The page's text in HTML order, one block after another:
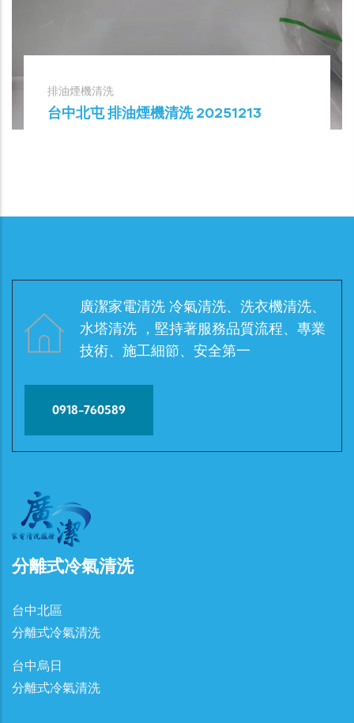
排油煙機清洗
台中北屯 排油煙機清洗 20251213
廣潔家電清洗 冷氣清洗、洗衣機清洗、
水塔清洗 ，堅持著服務品質流程、專業
技術、施工細節、安全第一
0918-760589
分離式冷氣清洗
台中北區
分離式冷氣清洗
台中烏日
分離式冷氣清洗